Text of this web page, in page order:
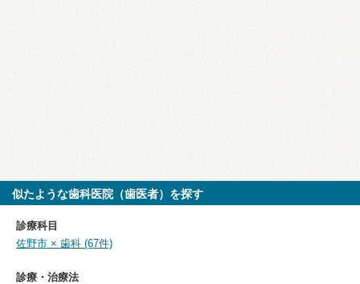
似たような歯科医院（歯医者）を探す
診療科目
佐野市 × 歯科 (67件)
診療・治療法